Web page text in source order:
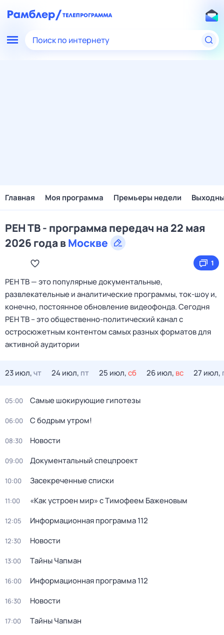
Поиск по интернету
Главная Моя программа Премьеры недели
РЕН ТВ - программа передач на 22 мая
2026 года вМоскве
1
РЕН ТВ — это популярные документальные,
развлекательные и аналитические программы, ток-шоу и,
конечно, постоянное обновление видеофонда. Сегодня
РЕН ТВ – это общественно-политический канал с
остросюжетным контентом самых разных форматов для
активной аудитории
23 июл,чт 24 июл, пт 25 июл,сб 26 июл, вс 27 июл,
05:00 Самые шoкиpующие гипотезы
06:00 С бодрым утром!
08:30 Новости
09:00 Документальный спецпроект
10:00 Заcекрeченные списки
11:00 «Как устроен мир» с Тимофеем Баженовым
12:05 Информационная программа 112
12:30 Новости
13:00 Тaйны Чапман
16:00 Информационная программа 112
16:30 Новости
17:00 Тaйны Чапман